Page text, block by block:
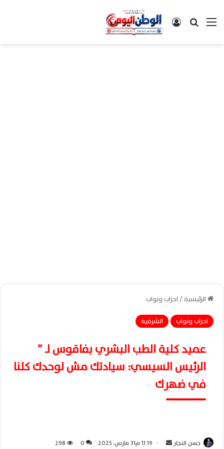
القائمةبحث عن تسجيل الدخول
الرئيسية/احزاب ونواب
احزاب ونواب
الشرقية
عميد كلية الطب البشري بفاقوس لـ ”
الرئيس السيسي: سيادتك مش لوحدك كلنا
في ضهرك
حسن النجار 11:19 م31 مارس، 2025 0
298